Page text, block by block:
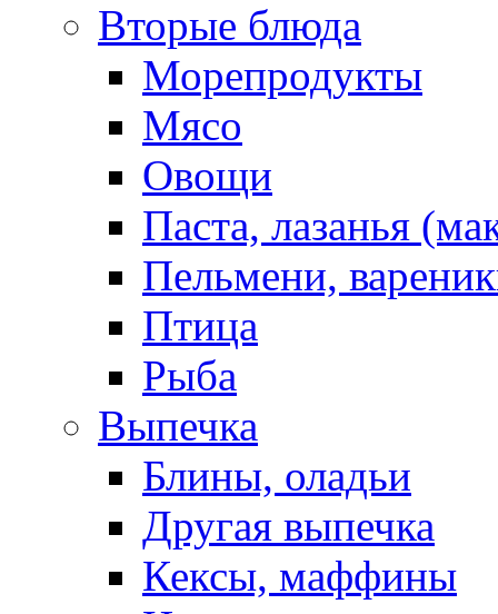
Вторые блюда
Морепродукты
Мясо
Овощи
Паста, лазанья
Пельмени,
Птица
Рыба
Выпечка
Блины, оладьи
Другая выпечка
Кексы, маффины